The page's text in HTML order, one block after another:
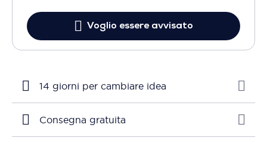
Voglio essere avvisato
14 giorni per cambiare idea
Consegna gratuita